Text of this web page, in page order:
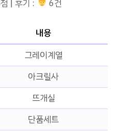
| 후기 : 6건
내용
그레이계열
아크릴사
뜨개실
단품세트